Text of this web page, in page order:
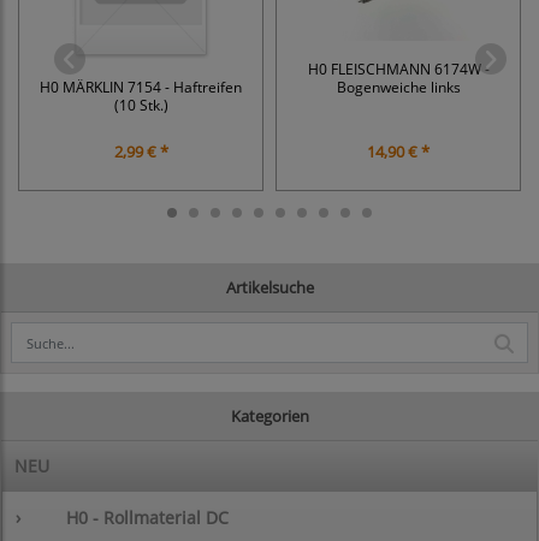
Artikelsuche
Kategorien
NEU
› H0 - Rollmaterial DC
H0 MÄRKLIN 7154 - Haftreifen
(10 Stk.)
2,99 € *
H0 FLEISCHMANN 6174W -
Bogenweiche links
14,90 € *